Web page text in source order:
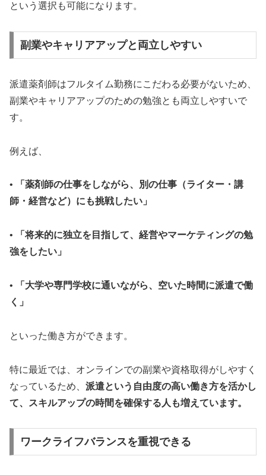
という選択も可能になります。
副業やキャリアアップと両立しやすい
派遣薬剤師はフルタイム勤務にこだわる必要がないため、
副業やキャリアアップのための勉強とも両立しやすいで
す。
例えば、
•
「薬剤師の仕事をしながら、別の仕事（ライター・講
師・経営など）にも挑戦したい」
•
「将来的に独立を目指して、経営やマーケティングの勉
強をしたい」
•
「大学や専門学校に通いながら、空いた時間に派遣で働
く」
といった働き方ができます。
特に最近では、オンラインでの副業や資格取得がしやすく
なっているため、 派遣という自由度の高い働き方を活かし
て、スキルアップの時間を確保する人も増えています。
ワークライフバランスを重視できる